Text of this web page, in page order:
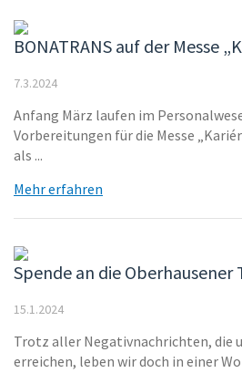
BONATRANS auf der Messe
7.3.2024
Anfang März laufen im
Vorbereitungen für die Messe
als ...
Mehr erfahren
Spende an die Oberhausener
15.1.2024
Trotz aller Negativnachrichten, die
erreichen, leben wir doch in einer